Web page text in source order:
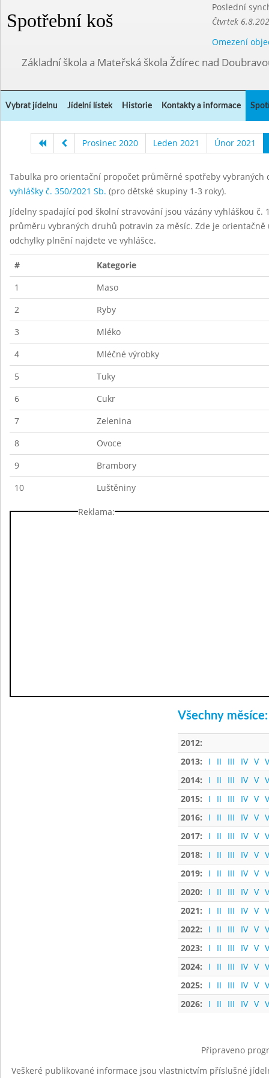
Spotřební koš
Poslední
Čtvrtek
Omezení
Základní škola a Mateřská škola Ždírec nad
Vybrat jídelnu Jídelní lístek Historie Kontakty a informace
Prosinec 2020 Leden 2021 Únor 2021
Tabulka pro orientační propočet průměrné spotřeby
vyhlášky č. 350/2021 Sb. (pro dětské skupiny 1-3 roky).
Jídelny spadající pod školní stravování jsou vázány vyhláškou
průměru vybraných druhů potravin za měsíc. Zde je
odchylky plnění najdete ve vyhlášce.
#
Kategorie
1
Maso
2
Ryby
3
Mléko
4
Mléčné výrobky
5
Tuky
6
Cukr
7
Zelenina
8
Ovoce
9
Brambory
10
Luštěniny
Reklama:
Všechny měsíce:
2012:
2013:
I II III IV V
2014:
I II III IV V
2015:
I II III IV V
2016:
I II III IV V
2017:
I II III IV V
2018:
I II III IV V
2019:
I II III IV V
2020:
I II III IV V
2021:
I II III IV V
2022:
I II III IV V
2023:
I II III IV V
2024:
I II III IV V
2025:
I II III IV V
2026:
I II III IV V
Připraveno
Veškeré publikované informace jsou vlastnictvím příslušné